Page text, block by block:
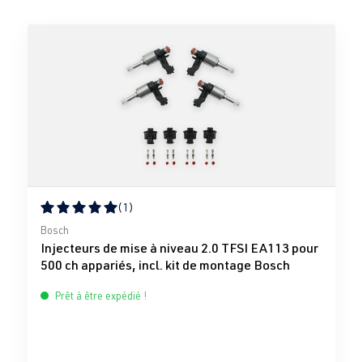
Note moyenne de 5 sur 5 étoiles
(1)
Bosch
Injecteurs de mise à niveau 2.0 TFSI EA113 pour
500 ch appariés, incl. kit de montage Bosch
Prêt à être expédié !